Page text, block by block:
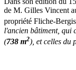
de M. Gilles Vincent
propriété Fliche-
l'ancien bâtiment, qui
(738 m2), et celles du